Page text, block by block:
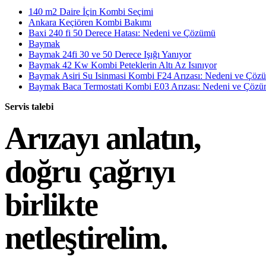
140 m2 Daire İçin Kombi Seçimi
Ankara Keçiören Kombi Bakımı
Baxi 240 fi 50 Derece Hatası: Nedeni ve Çözümü
Baymak
Baymak 24fi 30 ve 50 Derece Işığı Yanıyor
Baymak 42 Kw Kombi Peteklerin Altı Az Isınıyor
Baymak Asiri Su Isinmasi Kombi F24 Arızası: Nedeni ve
Baymak Baca Termostati Kombi E03 Arızası: Nedeni ve
Servis talebi
Arızayı anlatın,
doğru çağrıyı
birlikte
netleştirelim.